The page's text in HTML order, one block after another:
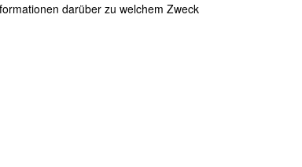
darüber zu welchem Zweck